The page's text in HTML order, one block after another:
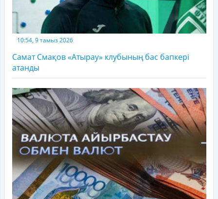
10:54, 9 тамыз 2026
Самат Смақов «Атырау» клубының бас бапкері
атанды